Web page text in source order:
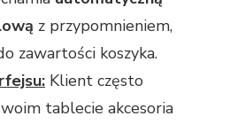
z przypomnieniem,
zawartości koszyka.
Klient często
tablecie akcesoria